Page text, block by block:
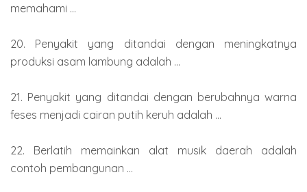
memahami ...
20. Penyakit yang ditandai dengan meningkatnya
produksi asam lambung adalah ...
21. Penyakit yang ditandai dengan berubahnya warna
feses menjadi cairan putih keruh adalah ...
22. Berlatih memainkan alat musik daerah adalah
contoh pembangunan ...